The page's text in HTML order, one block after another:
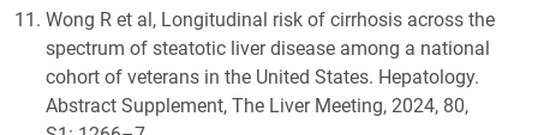
Wong R et al, Longitudinal risk of cirrhosis across the
spectrum of steatotic liver disease among a national
cohort of veterans in the United States. Hepatology.
Abstract Supplement, The Liver Meeting, 2024, 80,